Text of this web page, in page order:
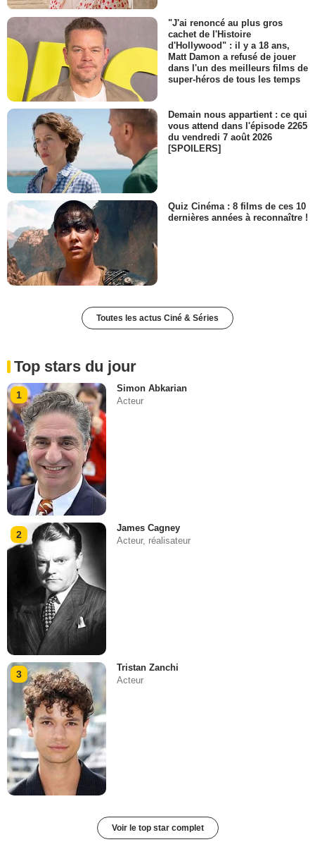
"J'ai renoncé au plus gros
cachet de l'Histoire
d'Hollywood" : il y a 18 ans,
Matt Damon a refusé de jouer
dans l'un des meilleurs films de
super-héros de tous les temps
Demain nous appartient : ce qui
vous attend dans l'épisode 2265
du vendredi 7 août 2026
[SPOILERS]
Quiz Cinéma : 8 films de ces 10
dernières années à reconnaître !
Toutes les actus Ciné & Séries
Top stars du jour
1
Simon Abkarian
Acteur
2
James Cagney
Acteur, réalisateur
3
Tristan Zanchi
Acteur
Voir le top star complet